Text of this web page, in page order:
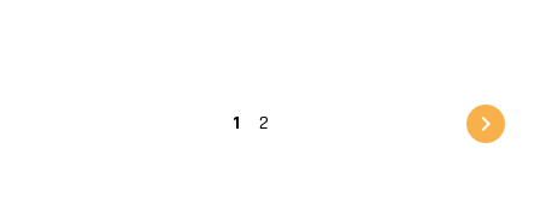
1 2 